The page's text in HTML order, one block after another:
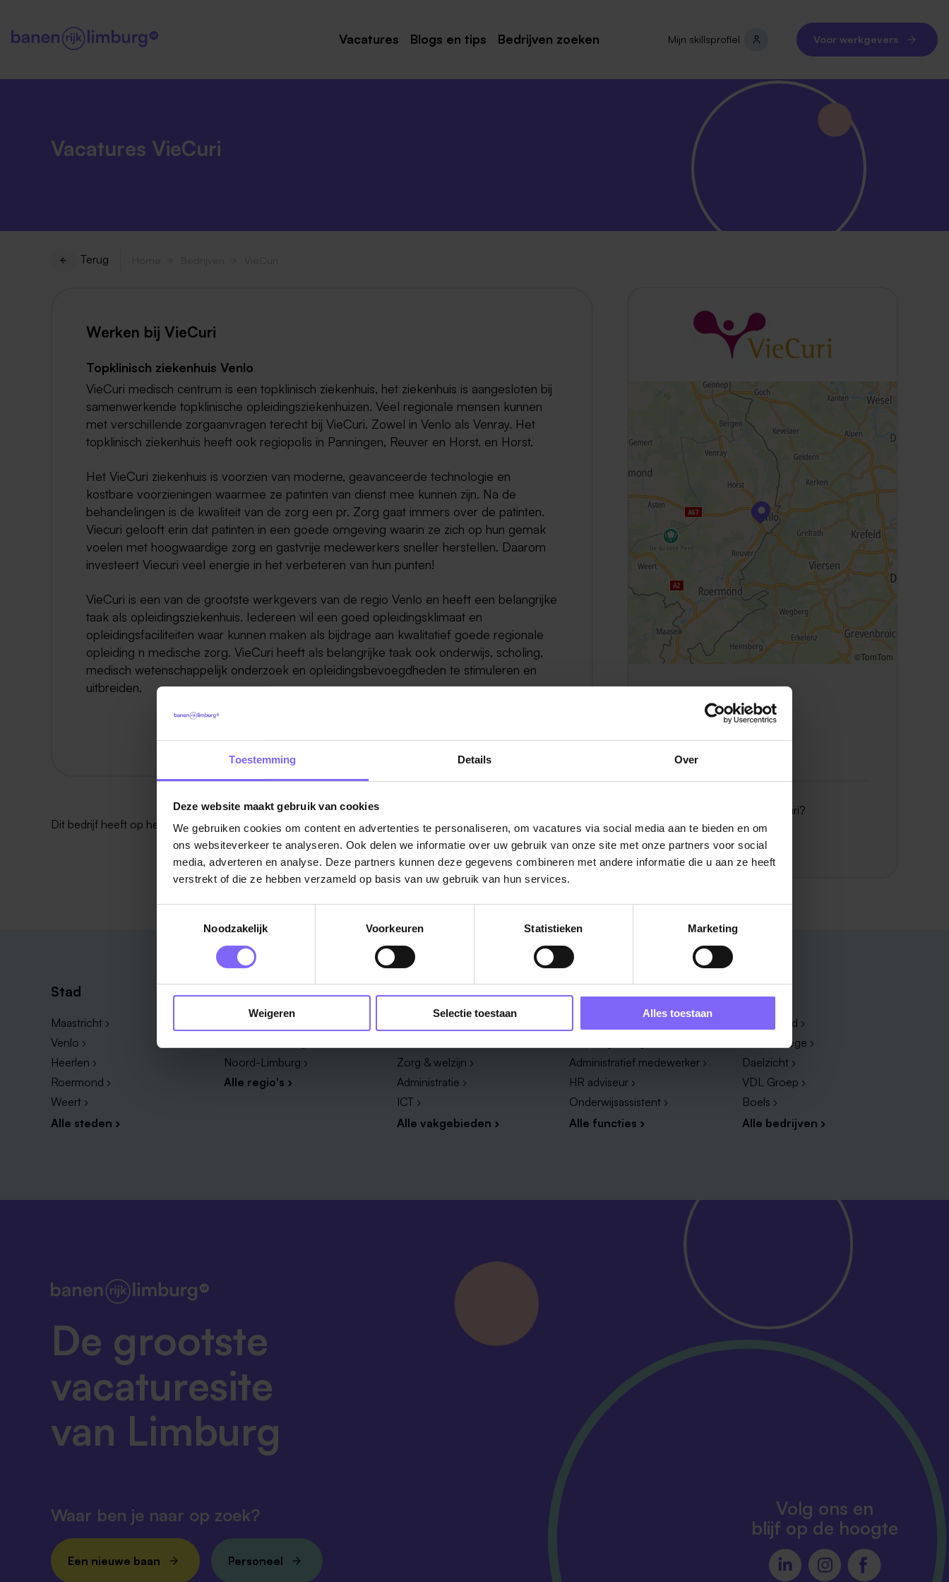
Toestemming Details Over
Deze website maakt gebruik van cookies
We gebruiken cookies om content en advertenties te personaliseren, om vacatures via social media aan te bieden en om
ons websiteverkeer te analyseren. Ook delen we informatie over uw gebruik van onze site met onze partners voor social
media, adverteren en analyse. Deze partners kunnen deze gegevens combineren met andere informatie die u aan ze heeft
verstrekt of die ze hebben verzameld op basis van uw gebruik van hun services.
Noodzakelijk
Voorkeuren Statistieken Marketing
Weigeren Selectie toestaan Alles toestaan
Vacatures
Maastricht
Blogs en tips Bedrijven zoeken Mijn skillsprofiel Voor werkgevers
Vacatures VieCuri
Terug
Werken bij VieCuri
Topklinisch ziekenhuis Venlo
VieCuri medisch centrum is een topklinisch ziekenhuis, het ziekenhuis is aangesloten bij
samenwerkende topklinische opleidingsziekenhuizen. Veel regionale mensen kunnen
met verschillende zorgaanvragen terecht bij VieCuri. Zowel in Venlo als Venray. Het
topklinisch ziekenhuis heeft ook regiopolis in Panningen, Reuver en Horst. en Horst.
Het VieCuri ziekenhuis is voorzien van moderne, geavanceerde technologie en
kostbare voorzieningen waarmee ze patinten van dienst mee kunnen zijn. Na de
behandelingen is de kwaliteit van de zorg een pr. Zorg gaat immers over de patinten.
Viecuri gelooft erin dat patinten in een goede omgeving waarin ze zich op hun gemak
voelen met hoogwaardige zorg en gastvrije medewerkers sneller herstellen. Daarom
investeert Viecuri veel energie in het verbeteren van hun punten!
VieCuri is een van de grootste werkgevers van de regio Venlo en heeft een belangrijke
taak als opleidingsziekenhuis. Iedereen wil een goed opleidingsklimaat en
opleidingsfaciliteiten waar kunnen maken als bijdrage aan kwalitatief goede regionale
opleiding n medische zorg. VieCuri heeft als belangrijke taak ook onderwijs, scholing,
medisch wetenschappelijk onderzoek en opleidingsbevoegdheden te stimuleren en
uitbreiden.
Dit bedrijf heeft op het momentgeen vacatures. Bekijk hier alle vacatures
©TomTom
Locatie Venlo
Tegelseweg 210
Locatie Venlo
Meer informatie over VieCuri?
Bezoek de website
Stad
Maastricht ›
Venlo ›
Heerlen ›
Roermond ›
Weert ›
Alle steden ›
Regio
Zuid-Limburg ›
Noord-Limburg ›
Alle regio's ›
Vakgebied
Zorg & welzijn ›
Administratie ›
ICT ›
Alle vakgebieden ›
Functie
Administratief medewerker ›
HR adviseur ›
Onderwijsassistent ›
Alle functies ›
Zuyderland ›
Vista College ›
Daelzicht ›
VDL Groep ›
Boels ›
Alle bedrijven ›
De grootste
vacaturesite
van Limburg
Waar ben je naar op zoek?
Een nieuwe baan Personeel
Volg ons en
blijf op de hoogte